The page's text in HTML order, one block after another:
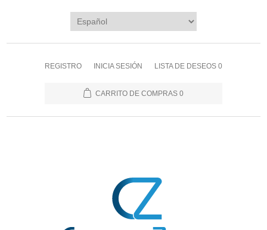
REGISTRO INICIA SESIÓN LISTA DE DESEOS 0
CARRITO DE COMPRAS 0